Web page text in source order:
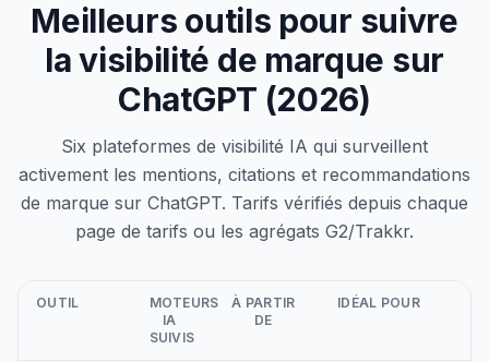
Meilleurs outils pour suivre
la visibilité de marque sur
ChatGPT (2026)
Six plateformes de visibilité IA qui surveillent
activement les mentions, citations et recommandations
de marque sur ChatGPT. Tarifs vérifiés depuis chaque
page de tarifs ou les agrégats G2/Trakkr.
OUTIL
MOTEURS
IA
SUIVIS
À PARTIR
DE
IDÉAL POUR